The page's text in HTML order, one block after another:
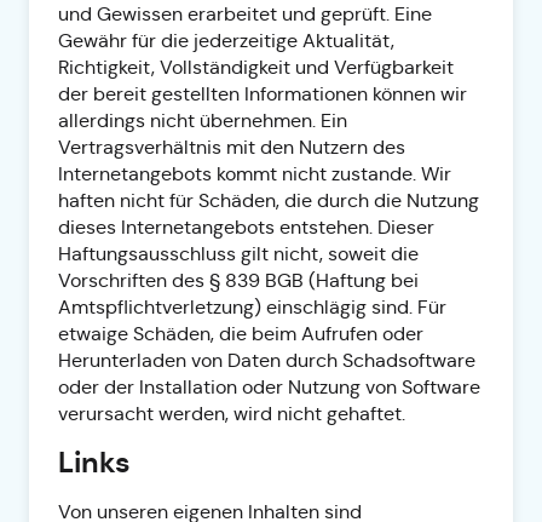
und Gewissen erarbeitet und geprüft. Eine
Gewähr für die jederzeitige Aktualität,
Richtigkeit, Vollständigkeit und Verfügbarkeit
der bereit gestellten Informationen können wir
allerdings nicht übernehmen. Ein
Vertragsverhältnis mit den Nutzern des
Internetangebots kommt nicht zustande. Wir
haften nicht für Schäden, die durch die Nutzung
dieses Internetangebots entstehen. Dieser
Haftungsausschluss gilt nicht, soweit die
Vorschriften des § 839 BGB (Haftung bei
Amtspflichtverletzung) einschlägig sind. Für
etwaige Schäden, die beim Aufrufen oder
Herunterladen von Daten durch Schadsoftware
oder der Installation oder Nutzung von Software
verursacht werden, wird nicht gehaftet.
Links
Von unseren eigenen Inhalten sind